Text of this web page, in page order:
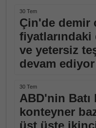
30 Tem
Çin'de demir
fiyatlarındaki
ve yetersiz
devam ediyor
30 Tem
ABD'nin Batı
konteyner
üst üste